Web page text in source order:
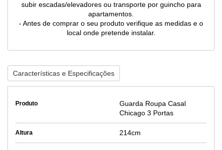
subir escadas/elevadores ou transporte por guincho para
apartamentos.
- Antes de comprar o seu produto verifique as medidas e o
local onde pretende instalar.
Características e Especificações
Produto
Guarda Roupa Casal
Chicago 3 Portas
Altura 214cm